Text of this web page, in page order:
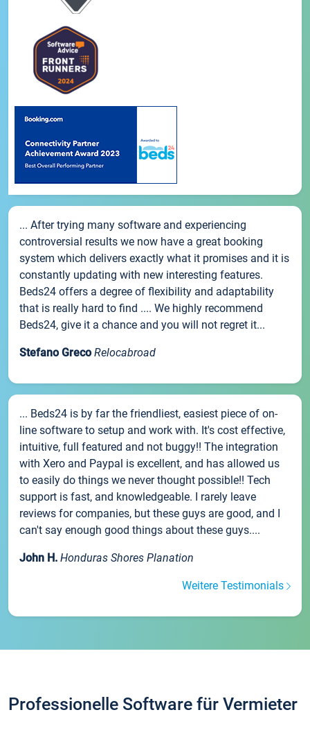
... After trying many software and experiencing
controversial results we now have a great booking
system which delivers exactly what it promises and it is
constantly updating with new interesting features.
Beds24 offers a degree of flexibility and adaptability
that is really hard to find .... We highly recommend
Beds24, give it a chance and you will not regret it...
Stefano Greco Relocabroad
... Beds24 is by far the friendliest, easiest piece of on-
line software to setup and work with. It's cost effective,
intuitive, full featured and not buggy!! The integration
with Xero and Paypal is excellent, and has allowed us
to easily do things we never thought possible!! Tech
support is fast, and knowledgeable. I rarely leave
reviews for companies, but these guys are good, and I
can't say enough good things about these guys....
John H. Honduras Shores Planation
Weitere Testimonials
Professionelle Software für Vermieter